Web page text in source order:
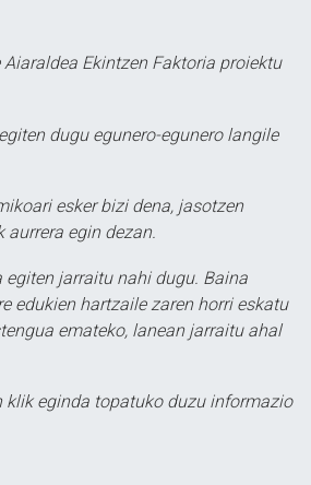
Ekintzen Faktoria proiektu
dugu egunero-egunero langile
esker bizi dena, jasotzen
egin dezan.
egiten jarraitu nahi dugu. Baina
edukien hartzaile zaren horri eskatu
emateko, lanean jarraitu ahal
klik eginda topatuko duzu informazio